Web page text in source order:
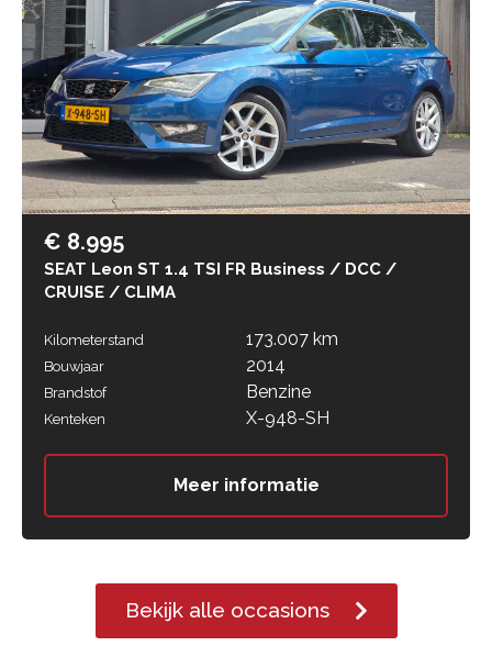
€ 8.995
SEAT Leon ST 1.4 TSI FR Business / DCC /
CRUISE / CLIMA
Kilometerstand 173.007 km
Bouwjaar 2014
Brandstof Benzine
Kenteken X-948-SH
Meer informatie
Bekijk alle occasions